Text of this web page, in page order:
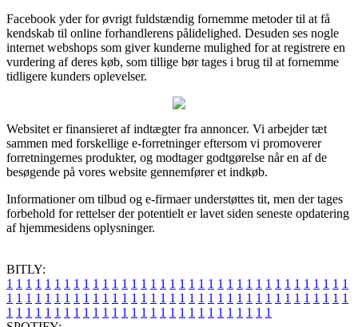
Facebook yder for øvrigt fuldstændig fornemme metoder til at få
kendskab til online forhandlerens pålidelighed. Desuden ses nogle
internet webshops som giver kunderne mulighed for at registrere en
vurdering af deres køb, som tillige bør tages i brug til at fornemme
tidligere kunders oplevelser.
Websitet er finansieret af indtægter fra annoncer. Vi arbejder tæt
sammen med forskellige e-forretninger eftersom vi promoverer
forretningernes produkter, og modtager godtgørelse når en af de
besøgende på vores website gennemfører et indkøb.
Informationer om tilbud og e-firmaer understøttes tit, men der tages
forbehold for rettelser der potentielt er lavet siden seneste opdatering
af hjemmesidens oplysninger.
BITLY:
1 1 1 1 1 1 1 1 1 1 1 1 1 1 1 1 1 1 1 1 1 1 1 1 1 1 1 1 1 1 1 1 1 1 1 1
1 1 1 1 1 1 1 1 1 1 1 1 1 1 1 1 1 1 1 1 1 1 1 1 1 1 1 1 1 1 1 1 1 1 1 1
1 1 1 1 1 1 1 1 1 1 1 1 1 1 1 1 1 1 1 1 1 1 1 1 1 1 1 1